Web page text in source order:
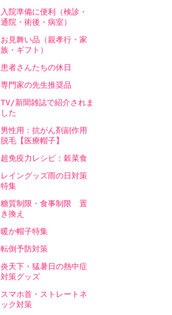
入院準備に便利（検診・
通院・術後・病室）
お見舞い品（親孝行・家
族・ギフト）
患者さんたちの休日
専門家の先生推奨品
TV/新聞雑誌で紹介されま
した
男性用：抗がん剤副作用
脱毛【医療帽子】
超免疫力レシピ：穀菜食
レイングッズ雨の日対策
特集
糖質制限・食事制限 置
き換え
暖か帽子特集
転倒予防対策
炎天下・猛暑日の熱中症
対策グッズ
スマホ首・ストレートネ
ック対策